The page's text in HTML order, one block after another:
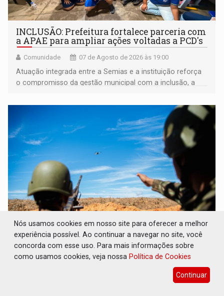
INCLUSÃO: Prefeitura fortalece parceria com
a APAE para ampliar ações voltadas a PCD's
Comunidade 07 de Agosto de 2026 às 19:00
Atuação integrada entre a Semias e a instituição reforça
o compromisso da gestão municipal com a inclusão, a
DEFESA: Exército testa inovações no
combate a drones durante exercício
antiaéreo
07 de Agosto de 2026 às 18:30
Conduzido pelo Comando de Defesa Antiaérea do
Nós usamos cookies em nosso site para oferecer a melhor
experiência possível. Ao continuar a navegar no site, você
concorda com esse uso. Para mais informações sobre
como usamos cookies, veja nossa Política de Cookies
Continuar